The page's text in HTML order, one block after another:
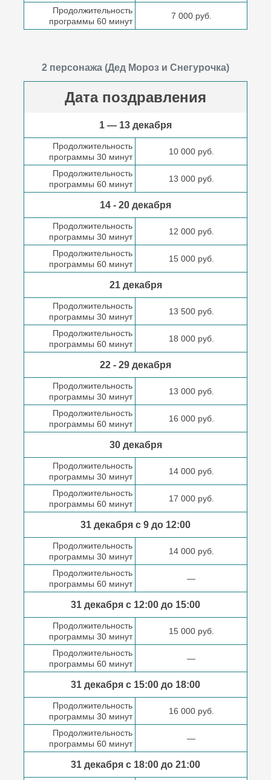
Продолжительность
программы 60 минут
7 000 руб.
2 персонажа (Дед Мороз и Снегурочка)
Дата поздравления
1 — 13 декабря
Продолжительность
программы 30 минут
10 000 руб.
Продолжительность
программы 60 минут
13 000 руб.
14 - 20 декабря
Продолжительность
программы 30 минут
12 000 руб.
Продолжительность
программы 60 минут
15 000 руб.
21 декабря
Продолжительность
программы 30 минут
13 500 руб.
Продолжительность
программы 60 минут
18 000 руб.
22 - 29 декабря
Продолжительность
программы 30 минут
13 000 руб.
Продолжительность
программы 60 минут
16 000 руб.
30 декабря
Продолжительность
программы 30 минут
14 000 руб.
Продолжительность
программы 60 минут
17 000 руб.
31 декабря с 9 до 12:00
Продолжительность
программы 30 минут
14 000 руб.
Продолжительность
программы 60 минут
—
31 декабря с 12:00 до 15:00
Продолжительность
программы 30 минут
15 000 руб.
Продолжительность
программы 60 минут
—
31 декабря с 15:00 до 18:00
Продолжительность
программы 30 минут
16 000 руб.
Продолжительность
программы 60 минут
—
31 декабря с 18:00 до 21:00